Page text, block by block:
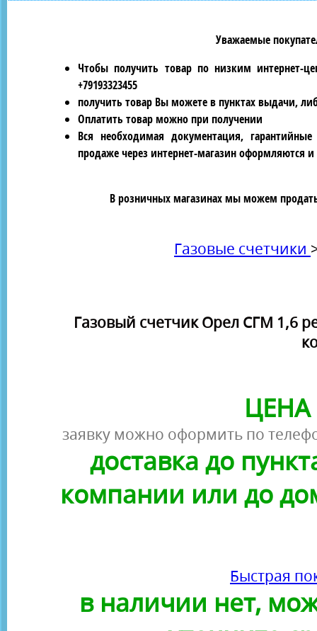
Уважаемые
Чтобы получить товар по низким интернет-
+79193323455
получить товар Вы можете в пунктах выдачи,
Оплатить товар можно при получении
Вся необходимая документация,
продаже через интернет-магазин оформляются
В розничных магазинах мы можем
Газовые счетчики
Газовый счетчик Орел СГМ 1,6
ЦЕНА
заявку можно оформить по
доставка до
компании или до
Быстрая
в наличии нет,